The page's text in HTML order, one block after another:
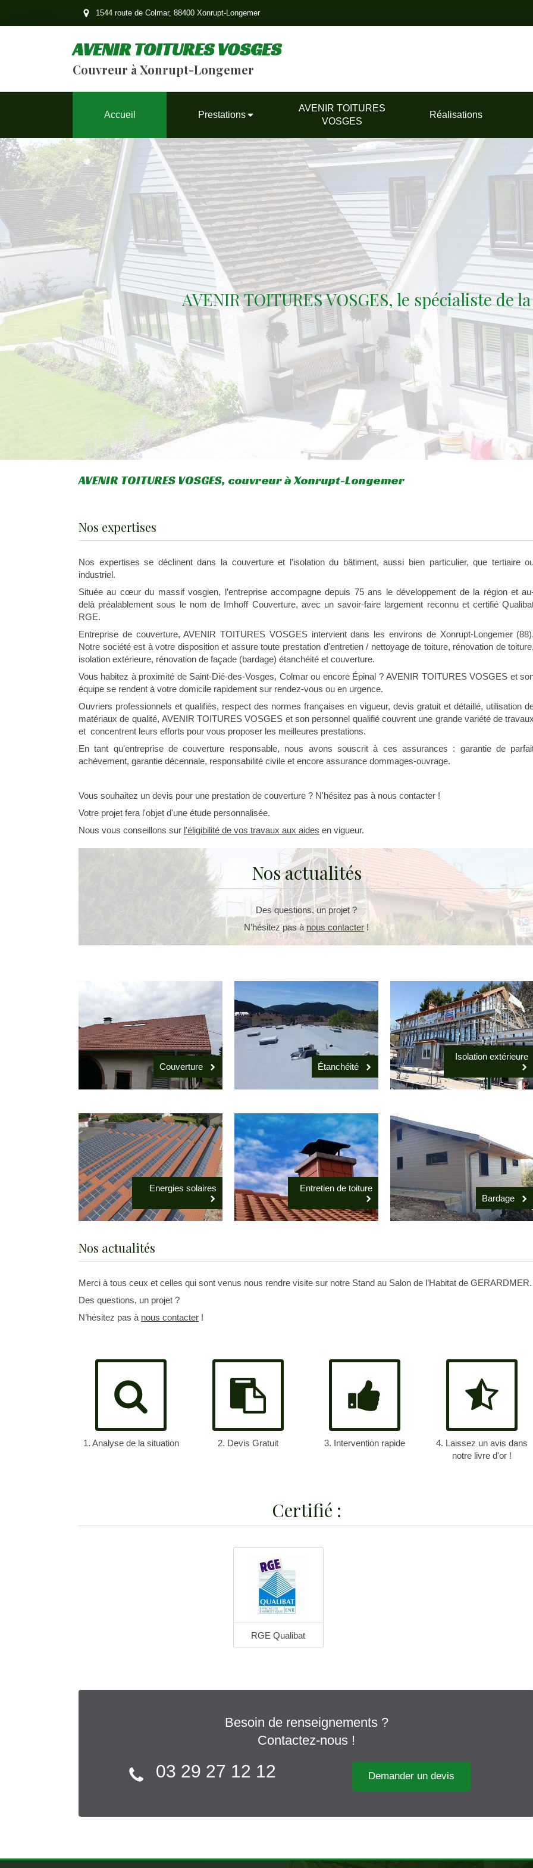
1544 route de Colmar, 88400 Xonrupt-Longemer
AVENIR TOITURES VOSGES
Couvreur à Xonrupt-Longemer
Accueil Prestations
AVENIR TOITURES
VOSGES
Réalisations
AVENIR TOITURES VOSGES, le spécialiste de
AVENIR TOITURES VOSGES, couvreur à Xonrupt-Longemer
Nos expertises
Nos expertises se déclinent dans la couverture et l’isolation du bâtiment, aussi bien particulier, que tertiaire
industriel.
Située au cœur du massif vosgien, l’entreprise accompagne depuis 75 ans le développement de la région et
delà préalablement sous le nom de Imhoff Couverture, avec un savoir-faire largement reconnu et certifié
RGE.
Entreprise de couverture, AVENIR TOITURES VOSGES intervient dans les environs de Xonrupt-Longemer
Notre société est à votre disposition et assure toute prestation d'entretien / nettoyage de toiture, rénovation de
isolation extérieure, rénovation de façade (bardage) étanchéité et couverture.
Vous habitez à proximité de Saint-Dié-des-Vosges, Colmar ou encore Épinal ? AVENIR TOITURES VOSGES et
équipe se rendent à votre domicile rapidement sur rendez-vous ou en urgence.
Ouvriers professionnels et qualifiés, respect des normes françaises en vigueur, devis gratuit et détaillé, utilisation
matériaux de qualité, AVENIR TOITURES VOSGES et son personnel qualifié couvrent une grande variété de
et concentrent leurs efforts pour vous proposer les meilleures prestations.
En tant qu'entreprise de couverture responsable, nous avons souscrit à ces assurances : garantie de
achèvement, garantie décennale, responsabilité civile et encore assurance dommages-ouvrage.
Vous souhaitez un devis pour une prestation de couverture ? N'hésitez pas à nous contacter !
Votre projet fera l'objet d'une étude personnalisée.
Nous vous conseillons sur l'éligibilité de vos travaux aux aides en vigueur.
Nos actualités
Des questions, un projet ?
N’hésitez pas ànous contacter!
Couverture Étanchéité
Isolation extérieure
Energies solaires
Entretien de toiture
Bardage
Nos actualités
Merci à tous ceux et celles qui sont venus nous rendre visite sur notre Stand au Salon de l’Habitat de
Des questions, un projet ?
N’hésitez pas à nous contacter !
1. Analyse de la situation 2. Devis Gratuit 3. Intervention rapide
4. Laissez un avis dans
notre livre d'or !
Certifié :
RGE Qualibat
Besoin de renseignements ?
Contactez-nous !
03 29 27 12 12 Demander un devis